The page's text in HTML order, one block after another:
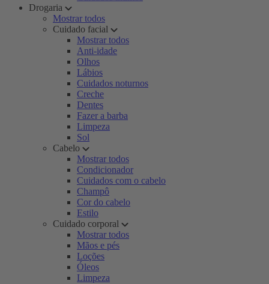
Drogaria
Mostrar todos
Cuidado facial
Mostrar todos
Anti-idade
Olhos
Lábios
Cuidados noturnos
Creche
Dentes
Fazer a barba
Limpeza
Sol
Cabelo
Mostrar todos
Condicionador
Cuidados com o cabelo
Champô
Cor do cabelo
Estilo
Cuidado corporal
Mostrar todos
Mãos e pés
Loções
Óleos
Limpeza